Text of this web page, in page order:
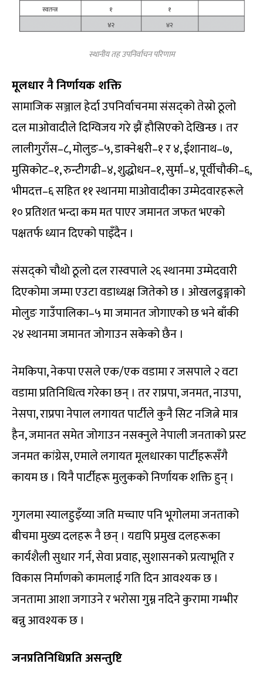
स्थानीय तह उपनिर्वाचन परिणाम
मूलधार नै निर्णायक शक्ति
सामाजिक सञ्जाल हेर्दा उपनिर्वाचनमा संसद्को तेस्रो ठूलो
दल माओवादीले दिग्विजय गरे झैं हौसिएको देखिन्छ । तर
लालीगुराँस–८, मोलुङ–५, डाक्नेश्वरी–१ र ४, ईशानाथ–७,
मुसिकोट–१, रुन्टीगढी–४, शुद्धोधन–१, सुर्मा–४, पूर्वीचौकी–६,
भीमदत्त–६ सहित ११ स्थानमा माओवादीका उम्मेदवारहरूले
१० प्रतिशत भन्दा कम मत पाएर जमानत जफत भएको
पक्षतर्फ ध्यान दिएको पाइँदैन ।
संसद्को चौथो ठूलो दल रास्वपाले २६ स्थानमा उम्मेदवारी
दिएकोमा जम्मा एउटा वडाध्यक्ष जितेको छ । ओखलढुङ्गाको
मोलुङ गाउँपालिका–५ मा जमानत जोगाएको छ भने बाँकी
२४ स्थानमा जमानत जोगाउन सकेको छैन ।
नेमकिपा, नेकपा एसले एक/एक वडामा र जसपाले २ वटा
वडामा प्रतिनिधित्व गरेका छन् । तर राप्रपा, जनमत, नाउपा,
नेसपा, राप्रपा नेपाल लगायत पार्टीले कुनै सिट नजित्ने मात्र
हैन, जमानत समेत जोगाउन नसक्नुले नेपाली जनताको प्रस्ट
जनमत कांग्रेस, एमाले लगायत मूलधारका पार्टीहरूसँगै
कायम छ । यिनै पार्टीहरू मुलुकको निर्णायक शक्ति हुन् ।
गुगलमा स्यालहुइँय्या जति मच्चाए पनि भूगोलमा जनताको
बीचमा मुख्य दलहरू नै छन् । यद्यपि प्रमुख दलहरूका
कार्यशैली सुधार गर्न, सेवा प्रवाह, सुशासनको प्रत्याभूति र
विकास निर्माणको कामलाई गति दिन आवश्यक छ ।
जनतामा आशा जगाउने र भरोसा गुम्न नदिने कुरामा गम्भीर
बन्नु आवश्यक छ ।
जनप्रतिनिधिप्रति असन्तुष्टि